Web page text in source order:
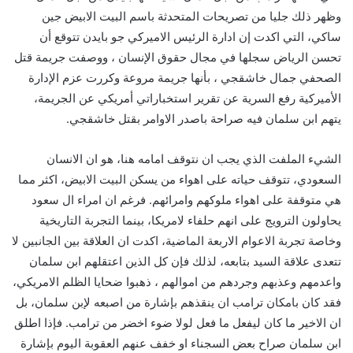
وظهر ذلك جليا من تصريحات المتحدثة باسم البيت الابيض جين
ساكي، التي اكدت إن ادارة الرئيس الاميركي جو بايدن تتوقع أن
تحسن الرياض سجلها في مجال حقوق الإنسان ، ووصفت جريمة قتل
الصحفي جمال خاشقجي ، بأنها جريمة مروعة وكررت عزم الإدارة
الأميركية رفع السرية عن تقرير استخباراتي أمريكي عن الجريمة،
يتهم ابن سلمان فيه صراحة باصدر الاوامر بقتل خاشقجي.
الشيء الملفت الذي يجب ان نتوقف امامه هنا، هو ان الانسان
السعودي، تتوقف حياته على اهواء من يسكن البيت الابيض، اكثر مما
هي متوقفة على اهواء ملوكهم وامرائهم. فرغم ان امراء ال سعود
يحاولون الترويج على انهم حلفاء لامريكا، بينما التجربة التاريخية
وخاصة تجربة الاعوام الاربعة الماضية، اكدت ان العلاقة بين الجانبين لا
تتعدى علاقة السيد بتابعه، لذلك فإن كل الذين اعتقلهم ابن سلمان
واعدمهم وعذبهم وجردهم من اموالهم ، ذهبوا ضحايا الظلم الامريكي،
فقد كان بامكان ترامب ان ينقذهم بإشارة من اصبعه لإبن سلمان، بل
ان الاخير ما كان ليفعل ما فعل لولا ضوء اخضر من ترامب. فإذا اطلق
ابن سلمان صراح بعض السجناء او خفف عنهم العقوبة اليوم بإشارة